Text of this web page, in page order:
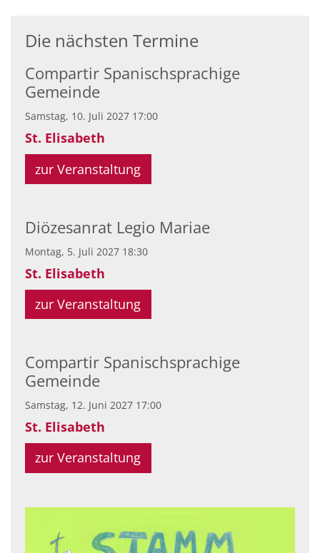
Die nächsten Termine
Compartir Spanischsprachige
Gemeinde
Samstag, 10. Juli 2027 17:00
St. Elisabeth
zur Veranstaltung
Diözesanrat Legio Mariae
Montag, 5. Juli 2027 18:30
St. Elisabeth
zur Veranstaltung
Compartir Spanischsprachige
Gemeinde
Samstag, 12. Juni 2027 17:00
St. Elisabeth
zur Veranstaltung